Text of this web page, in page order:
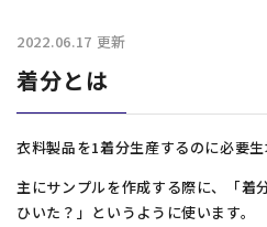
グローバル拠点
サスティナビリティ
よくあるご質問
2022.06.17 更新
着分とは
衣料製品を1着分生産するのに必要生
主にサンプルを作成する際に、「着
ひいた？」というように使います。